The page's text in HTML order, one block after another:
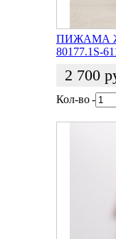
ПИЖАМА
80177.1S-
2 700
Кол-во-